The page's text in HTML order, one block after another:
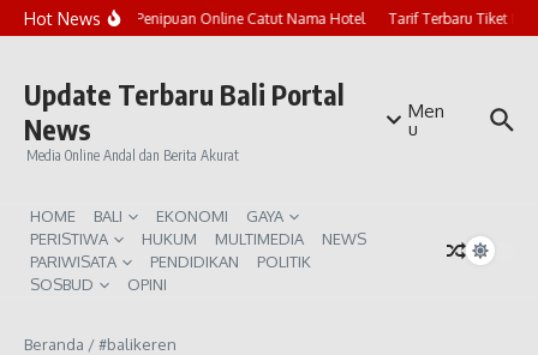
Lewati ke konten
Hot NewsMarak Penipuan Online Catut Nama Hotel Tarif Terbaru Tiket
Update Terbaru Bali Portal
News
Media Online Andal dan Berita Akurat
Men
u
HOME BALI EKONOMI
GAYA
PERISTIWA
HUKUM MULTIMEDIA
NEWS
PARIWISATA
PENDIDIKAN
POLITIK
SOSBUD
OPINI
Beranda /#balikeren